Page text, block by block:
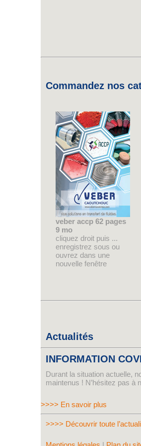
Commandez nos
veber accp 62 pages
9 mo
cliquez droit puis ...
enregistrez sous ou
ouvrez dans une
nouvelle fenêtre
Actualités
INFORMATION
Durant la situation actuelle,
maintenus ! N’hésitez pas à
>>>> En savoir plus
>>>> Découvrir toute